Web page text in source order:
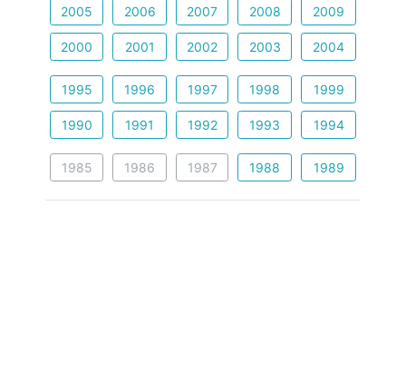
2005 2006 2007 2008 2009
2000 2001 2002 2003 2004
1995 1996 1997 1998 1999
1990 1991 1992 1993 1994
1985 1986 1987 1988 1989